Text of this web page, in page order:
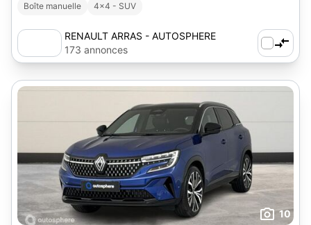
Boîte manuelle
4x4 - SUV
RENAULT ARRAS - AUTOSPHERE
173 annonces
10